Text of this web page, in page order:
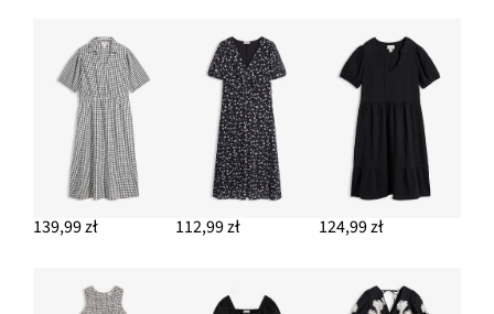
139,99 zł 112,99 zł 124,99 zł